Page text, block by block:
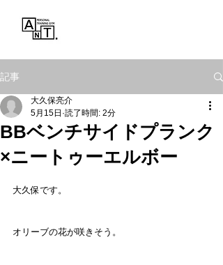
記事
BBベンチサイドプランク
×ニートゥーエルボー
大久保亮介
5月15日 読了時間: 2分
大久保です。
オリーブの花が咲きそう。